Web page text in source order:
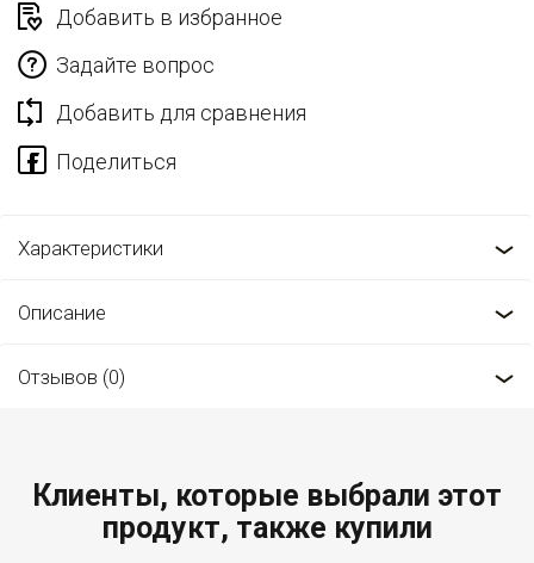
Добавить в избранное
Задайте вопрос
Добавить для сравнения
Характеристики
Описание
Отзывов (0)
Клиенты, которые выбрали этот
продукт, также купили